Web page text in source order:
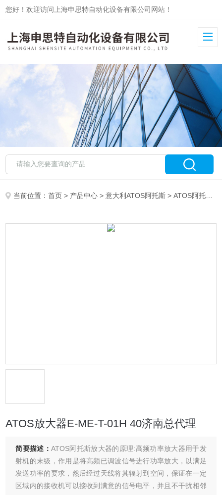
您好！欢迎访问上海申思特自动化设备有限公司网站！
当前位置：首页 > 产品中心 >意大利ATOS阿托斯 >ATOS阿托斯液压附件
ATOS放大器E-ME-T-01H 40济南总代理
简要描述： ATOS阿托斯放大器的原理:高频功率放大器用于发
射机的末级，作用是将高频已调波信号进行功率放大，以满足
发送功率的要求，然后经过天线将其辐射到空间，保证在一定
区域内的接收机可以接收到满意的信号电平，并且不干扰相邻